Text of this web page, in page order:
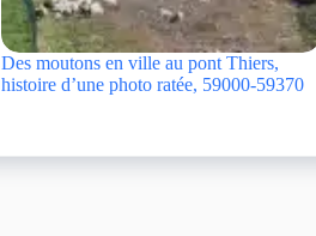
Des moutons en ville au pont Thiers,
histoire d’une photo ratée, 59000-59370